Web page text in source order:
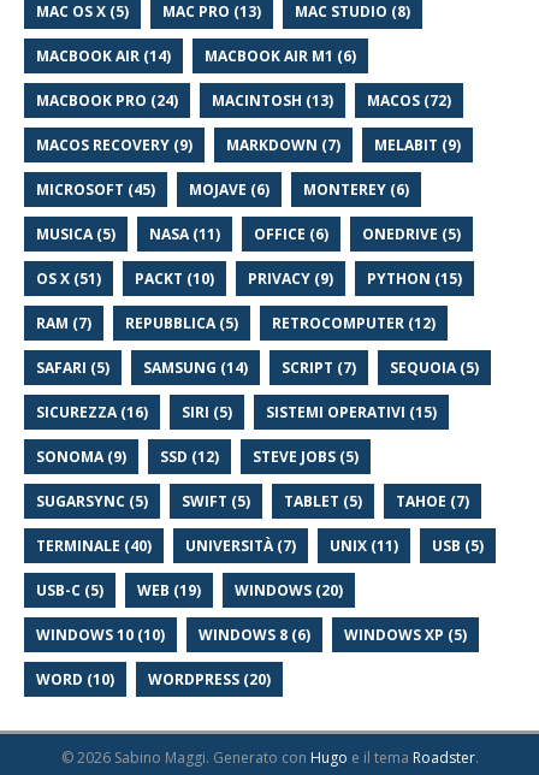
MAC OS X (5) MAC PRO (13) MAC STUDIO (8)
MACBOOK AIR (14) MACBOOK AIR M1 (6)
MACBOOK PRO (24) MACINTOSH (13) MACOS (72)
MACOS RECOVERY (9) MARKDOWN (7) MELABIT (9)
MICROSOFT (45) MOJAVE (6) MONTEREY (6)
MUSICA (5) NASA (11) OFFICE (6) ONEDRIVE (5)
OS X (51) PACKT (10) PRIVACY (9) PYTHON (15)
RAM (7) REPUBBLICA (5) RETROCOMPUTER (12)
SAFARI (5) SAMSUNG (14) SCRIPT (7) SEQUOIA (5)
SICUREZZA (16) SIRI (5) SISTEMI OPERATIVI (15)
SONOMA (9) SSD (12) STEVE JOBS (5)
SUGARSYNC (5) SWIFT (5) TABLET (5) TAHOE (7)
TERMINALE (40) UNIVERSITÀ (7) UNIX (11) USB (5)
USB-C (5) WEB (19) WINDOWS (20)
WINDOWS 10 (10) WINDOWS 8 (6) WINDOWS XP (5)
WORD (10) WORDPRESS (20)
© 2026 Sabino Maggi. Generato con Hugo e il tema Roadster.